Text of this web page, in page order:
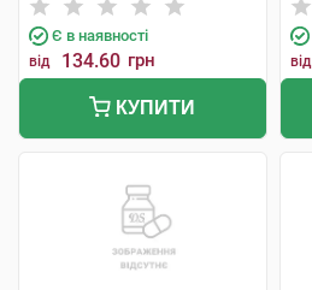
Є в наявності
від 134.60 грн
КУПИТИ
від